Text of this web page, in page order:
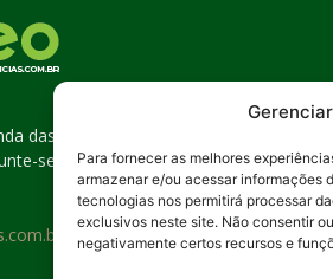
Para fornecer as melhores
armazenar e/ou acessar informações
tecnologias nos permitirá processar
exclusivos neste site. Não consentir
negativamente certos recursos e
das questões ambientais, incentivando
se a nós na jornada rumo a um